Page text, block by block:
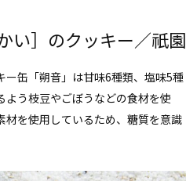
い］のクッキー／祇園
ー缶「朔音」は甘味6種類、塩味5種
う枝豆やごぼうなどの食材を使
を使用しているため、糖質を意識